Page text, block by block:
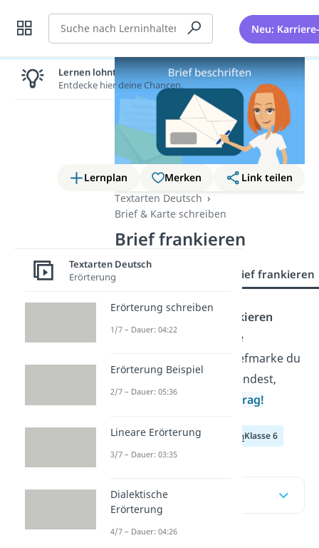
Suche Neu:
Lernplan Merken
Link teilen
Textarten Deutsch
Brief & Karte schreiben
Brief frankieren
Brief frankieren
Um einen
Brief zu frankieren
brauchst du die richtige
Briefmarke. Welche Briefmarke du
für welchen Brief verwendest,
erfährst du hier im
Beitrag!
Klasse 4 Klasse 5 Klasse 6
Inhaltsübersicht
Lernen lohnt sich!
Entdecke hier deine Chancen.
Textarten Deutsch
Erörterung
Erörterung schreiben
1/7 – Dauer: 04:22
Erörterung Beispiel
2/7 – Dauer: 05:36
Lineare Erörterung
3/7 – Dauer: 03:35
Dialektische
Erörterung
4/7 – Dauer: 04:26